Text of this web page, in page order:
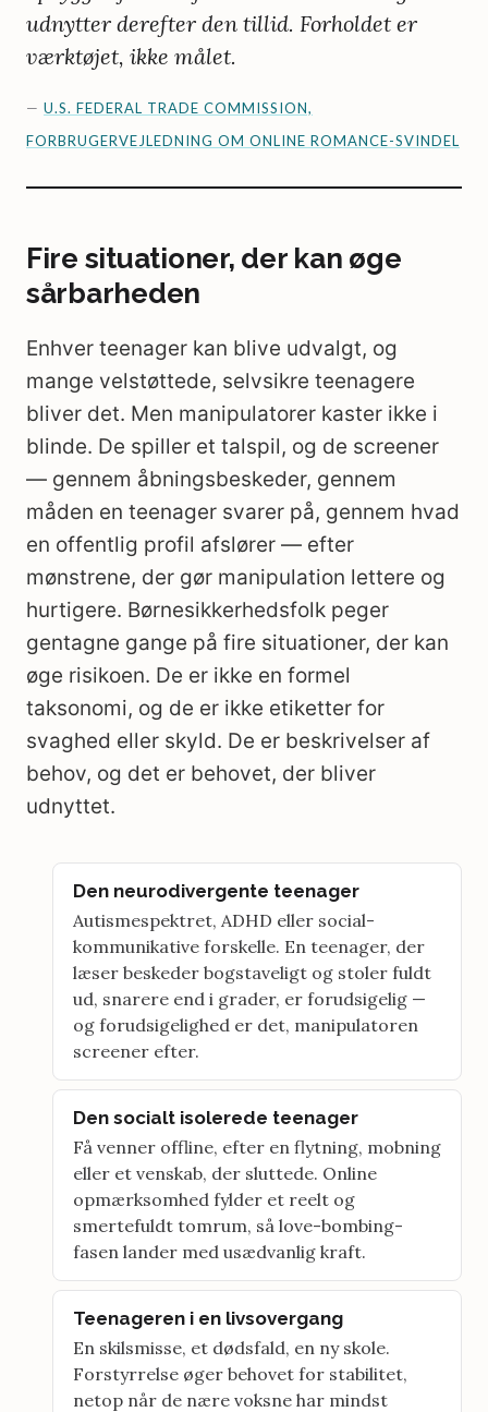
udnytter derefter den tillid. Forholdet er
værktøjet, ikke målet.
— U.S. FEDERAL TRADE COMMISSION,
FORBRUGERVEJLEDNING OM ONLINE ROMANCE-SVINDEL
Fire situationer, der kan øge
sårbarheden
Enhver teenager kan blive udvalgt, og
mange velstøttede, selvsikre teenagere
bliver det. Men manipulatorer kaster ikke i
blinde. De spiller et talspil, og de screener
— gennem åbningsbeskeder, gennem
måden en teenager svarer på, gennem hvad
en offentlig profil afslører — efter
mønstrene, der gør manipulation lettere og
hurtigere. Børnesikkerhedsfolk peger
gentagne gange på fire situationer, der kan
øge risikoen. De er ikke en formel
taksonomi, og de er ikke etiketter for
svaghed eller skyld. De er beskrivelser af
behov, og det er behovet, der bliver
udnyttet.
Den neurodivergente teenager
Autismespektret, ADHD eller social-
kommunikative forskelle. En teenager, der
læser beskeder bogstaveligt og stoler fuldt
ud, snarere end i grader, er forudsigelig —
og forudsigelighed er det, manipulatoren
screener efter.
Den socialt isolerede teenager
Få venner offline, efter en flytning, mobning
eller et venskab, der sluttede. Online
opmærksomhed fylder et reelt og
smertefuldt tomrum, så love-bombing-
fasen lander med usædvanlig kraft.
Teenageren i en livsovergang
En skilsmisse, et dødsfald, en ny skole.
Forstyrrelse øger behovet for stabilitet,
netop når de nære voksne har mindst